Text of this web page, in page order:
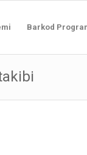
Barkod